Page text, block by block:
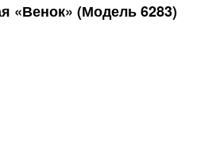
«Венок» (Модель 6283)